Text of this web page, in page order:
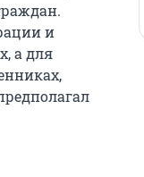
и
а для